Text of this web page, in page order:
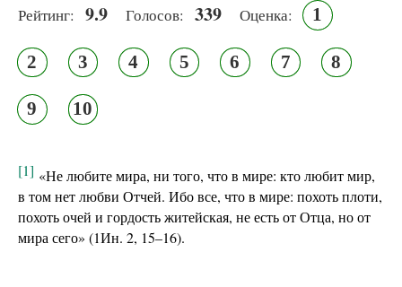
Рейтинг: 9.9 Голосов: 339 Оценка: 1
2 3 4 5 6 7 8
9 10
[1] «Не любите мира, ни того, что в мире: кто любит мир,
в том нет любви Отчей. Ибо все, что в мире: похоть плоти,
похоть очей и гордость житейская, не есть от Отца, но от
мира сего» (1Ин. 2, 15–16).